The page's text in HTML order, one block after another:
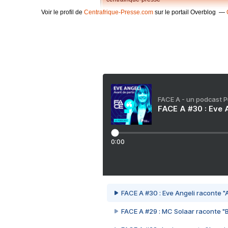
Voir le profil de Centrafrique-Presse.com sur le portail Overblog
FACE A - un podcast
FACE A #30 :
0:00
FACE A #30 : Eve Angeli raconte
FACE A #29 : MC Solaar raconte